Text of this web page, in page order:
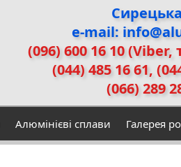
e-mail:
(096) 600 16 10 (Viber,
(044) 485 16 61,
(066) 289
Алюмінієві сплави Галерея